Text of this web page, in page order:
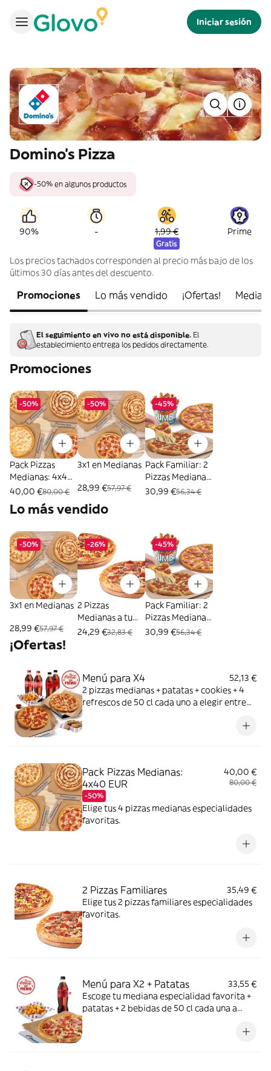
Iniciar sesión
Domino's Pizza
-50% en algunos productos
90% - 1,99 €
Gratis
Prime
Los precios tachados corresponden al precio más bajo de los
últimos 30 días antes del descuento.
Promociones Lo más vendido ¡Ofertas!
El seguimiento en vivo no está disponible. El
establecimiento entrega los pedidos directamente.
Promociones
-50%
Pack Pizzas
Medianas: 4x40
EUR
40,00 €80,00 €
-50%
3x1 en Medianas
28,99 €57,97 €
-45%
Pack Familiar: 2
Pizzas Medianas
+ Mega Cubo
30,99 €56,34 €
Lo más vendido
-50%
3x1 en Medianas
28,99 €57,97 €
-26%
2 Pizzas
Medianas a tu
gusto
24,29 €32,83 €
-45%
Pack Familiar: 2
Pizzas Medianas
+ Mega Cubo
30,99 €56,34 €
¡Ofertas!
Menú para X4
52,13 €
2 pizzas medianas + patatas + cookies + 4
refrescos de 50 cl cada uno a elegir entre
naranja, Fuze tea o Aquarius de limón. Tu
Pack Pizzas Medianas:
4x40 EUR
-50%
40,00 €
80,00 €
Elige tus 4 pizzas medianas especialidades
favoritas.
2 Pizzas Familiares
35,49 €
Elige tus 2 pizzas familiares especialidades
favoritas.
Menú para X2 + Patatas
33,55 €
Escoge tu mediana especialidad favorita +
patatas + 2 bebidas de 50 cl cada una a
Fanta de naranja, Fuze tea o Aquarius de